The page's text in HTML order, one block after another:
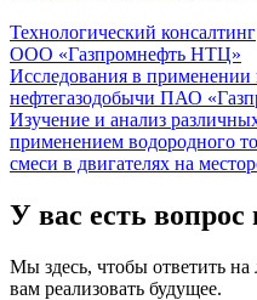
Технологический консалтинг
ООО «Газпромнефть НТЦ»
Исследования в применении
нефтегазодобычи ПАО
Изучение и анализ
применением водородного
смеси в двигателях на
У вас есть вопрос
Мы здесь, чтобы ответить
вам реализовать будущее.